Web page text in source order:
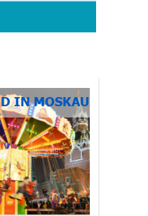
IN MOSKAU